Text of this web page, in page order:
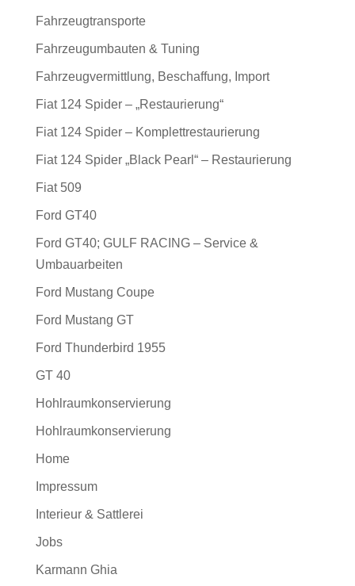
Fahrzeugtransporte
Fahrzeugumbauten & Tuning
Fahrzeugvermittlung, Beschaffung, Import
Fiat 124 Spider – „Restaurierung“
Fiat 124 Spider – Komplettrestaurierung
Fiat 124 Spider „Black Pearl“ – Restaurierung
Fiat 509
Ford GT40
Ford GT40; GULF RACING – Service &
Umbauarbeiten
Ford Mustang Coupe
Ford Mustang GT
Ford Thunderbird 1955
GT 40
Hohlraumkonservierung
Hohlraumkonservierung
Home
Impressum
Interieur & Sattlerei
Jobs
Karmann Ghia